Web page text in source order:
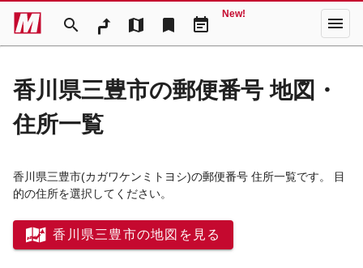
search map bookmark event_note
New! menu
香川県三豊市の郵便番号 地図・
住所一覧
香川県三豊市(カガワケンミトヨシ)の郵便番号 住所一覧です。 目
的の住所を選択してください。
香川県三豊市の地図を見る